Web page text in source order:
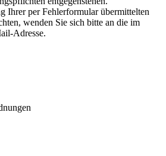
Ihrer per Fehlerformular übermittelten
wenden Sie sich bitte an die im
Adresse.